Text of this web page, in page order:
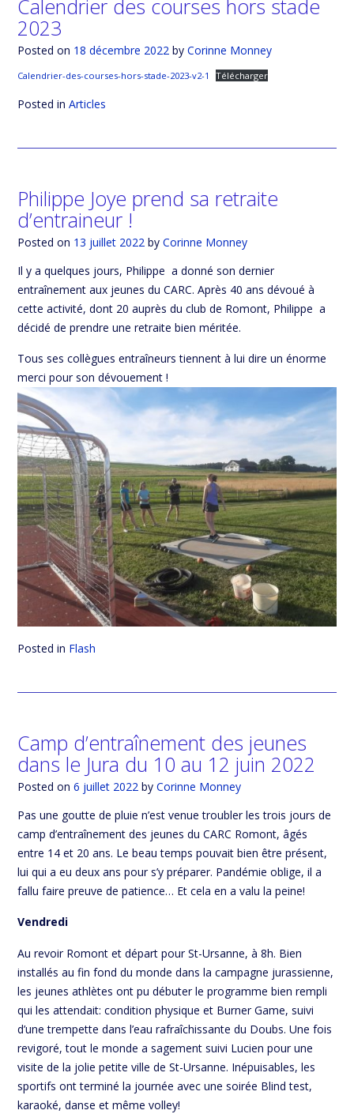
Calendrier des courses hors stade
2023
Posted on 18 décembre 2022 by Corinne Monney
Calendrier-des-courses-hors-stade-2023-v2-1 Télécharger
Posted in Articles
Philippe Joye prend sa retraite
d’entraineur !
Posted on 13 juillet 2022 by Corinne Monney
Il y a quelques jours, Philippe a donné son dernier
entraînement aux jeunes du CARC. Après 40 ans dévoué à
cette activité, dont 20 auprès du club de Romont, Philippe a
décidé de prendre une retraite bien méritée.
Tous ses collègues entraîneurs tiennent à lui dire un énorme
merci pour son dévouement !
Posted in Flash
Camp d’entraînement des jeunes
dans le Jura du 10 au 12 juin 2022
Posted on 6 juillet 2022 by Corinne Monney
Pas une goutte de pluie n’est venue troubler les trois jours de
camp d’entraînement des jeunes du CARC Romont, âgés
entre 14 et 20 ans. Le beau temps pouvait bien être présent,
lui qui a eu deux ans pour s’y préparer. Pandémie oblige, il a
fallu faire preuve de patience… Et cela en a valu la peine!
Vendredi
Au revoir Romont et départ pour St-Ursanne, à 8h. Bien
installés au fin fond du monde dans la campagne jurassienne,
les jeunes athlètes ont pu débuter le programme bien rempli
qui les attendait: condition physique et Burner Game, suivi
d’une trempette dans l’eau rafraîchissante du Doubs. Une fois
revigoré, tout le monde a sagement suivi Lucien pour une
visite de la jolie petite ville de St-Ursanne. Inépuisables, les
sportifs ont terminé la journée avec une soirée Blind test,
karaoké, danse et même volley!